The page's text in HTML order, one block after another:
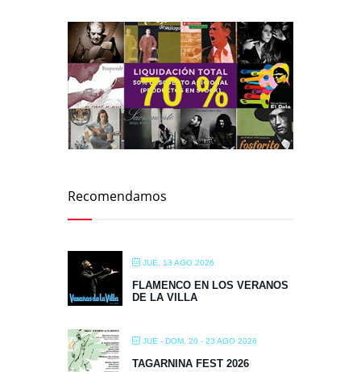
Recomendamos
JUE, 13 AGO 2026
FLAMENCO EN LOS VERANOS
DE LA VILLA
JUE - DOM, 20 - 23 AGO 2026
TAGARNINA FEST 2026